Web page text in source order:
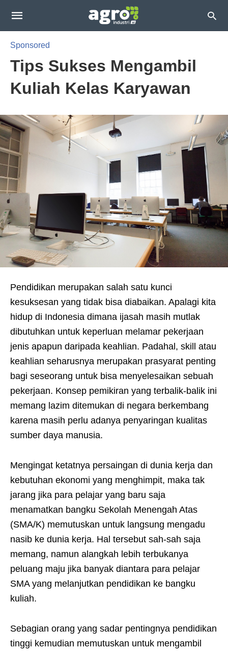
Sponsored
Tips Sukses Mengambil
Kuliah Kelas Karyawan
Pendidikan merupakan salah satu kunci
kesuksesan yang tidak bisa diabaikan. Apalagi kita
hidup di Indonesia dimana ijasah masih mutlak
dibutuhkan untuk keperluan melamar pekerjaan
jenis apapun daripada keahlian. Padahal, skill atau
keahlian seharusnya merupakan prasyarat penting
bagi seseorang untuk bisa menyelesaikan sebuah
pekerjaan. Konsep pemikiran yang terbalik-balik ini
memang lazim ditemukan di negara berkembang
karena masih perlu adanya penyaringan kualitas
sumber daya manusia.
Mengingat ketatnya persaingan di dunia kerja dan
kebutuhan ekonomi yang menghimpit, maka tak
jarang jika para pelajar yang baru saja
menamatkan bangku Sekolah Menengah Atas
(SMA/K) memutuskan untuk langsung mengadu
nasib ke dunia kerja. Hal tersebut sah-sah saja
memang, namun alangkah lebih terbukanya
peluang maju jika banyak diantara para pelajar
SMA yang melanjutkan pendidikan ke bangku
kuliah.
Sebagian orang yang sadar pentingnya pendidikan
tinggi kemudian memutuskan untuk mengambil